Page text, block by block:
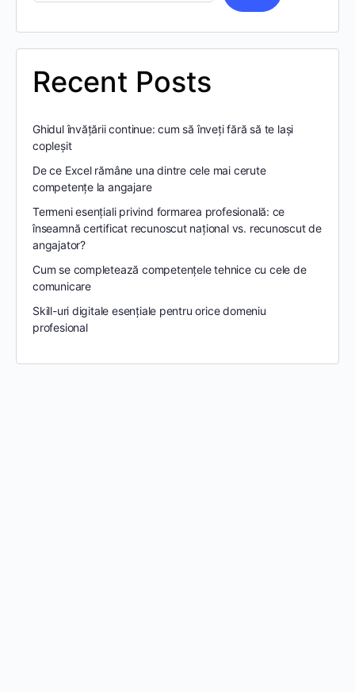
Recent Posts
Ghidul învățării continue: cum să înveți fără să te lași
copleșit
De ce Excel rămâne una dintre cele mai cerute
competențe la angajare
Termeni esențiali privind formarea profesională: ce
înseamnă certificat recunoscut național vs. recunoscut de
angajator?
Cum se completează competențele tehnice cu cele de
comunicare
Skill-uri digitale esențiale pentru orice domeniu
profesional